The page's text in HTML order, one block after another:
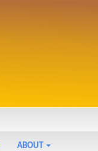
ABOUT